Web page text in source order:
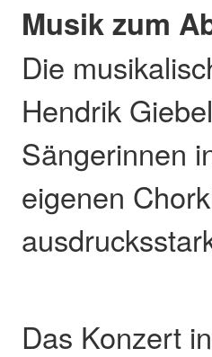
Musik zum
Die
Hendrik
Sängerinnen
eigenen
Das Konzert